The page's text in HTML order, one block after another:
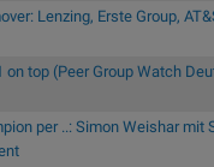
Lenzing, Erste Group,
on top (Peer Group Watch
per ..: Simon Weishar mit